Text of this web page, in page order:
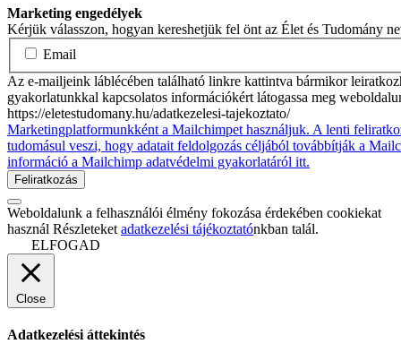
Marketing engedélyek
Kérjük válasszon, hogyan kereshetjük fel önt az Élet és Tudomány
Email
Az e-mailjeink láblécében található linkre kattintva bármikor
gyakorlatunkkal kapcsolatos információkért látogassa meg
https://eletestudomany.hu/adatkezelesi-tajekoztato/
Marketingplatformunkként a Mailchimpet használjuk. A lenti
tudomásul veszi, hogy adatait feldolgozás céljából továbbítják a
információ a Mailchimp adatvédelmi gyakorlatáról itt.
Weboldalunk a felhasználói élmény fokozása érdekében cookiekat
használ Részleteket adatkezelési tájékoztatónkban talál.
ELFOGAD
Close
Adatkezelési áttekintés